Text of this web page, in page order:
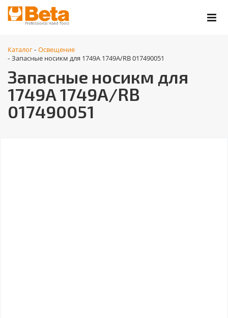
Каталог - Освещение
- Запасные носикм для 1749A 1749A/RB 017490051
Запасные носикм для
1749A 1749A/RB
017490051